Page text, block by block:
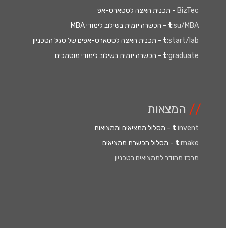
BizTec - תכנית האצה לסטארט-אפ
t:su/MBA
- הכשרה יזמית בשילוב לימודי MBA
t:start/lab
- תכנית האצה לסטארט-אפים של סגל הטכניון
t:graduate - הכשרה יזמית בשילוב לימודי מוסמכים
// המצאות
t:invent
- מסלול ממציאים וממציאות
t:make
- מסלול הכשרת ממציאים
מרכז מהודר לממציאים בטכניון